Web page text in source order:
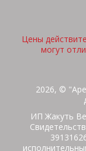
Цены
могут
2026, ©
ИП Жакуть